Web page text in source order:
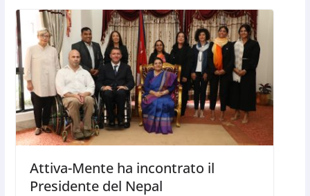
Attiva-Mente ha incontrato il
Presidente del Nepal